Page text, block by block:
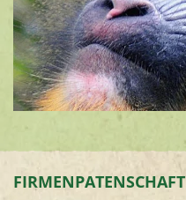
FIRMENPATENSCHAFT